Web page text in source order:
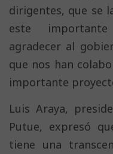
dirigentes, que se
este
agradecer al
que nos han
importante
Luis Araya,
Putue, expresó
tiene una